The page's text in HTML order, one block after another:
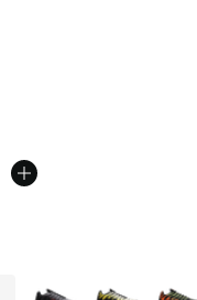
Meer kleuren